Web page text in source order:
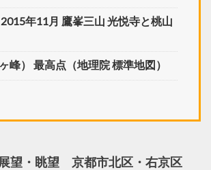
年11月 鷹峯三山 光悦寺と桃山
峰） 最高点（地理院 標準地図）
望・眺望 京都市北区・右京区